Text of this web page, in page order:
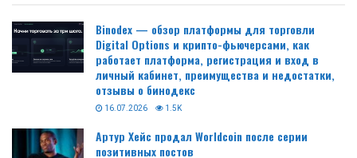
Binodex — обзор платформы для торговли
Digital Options и крипто-фьючерсами, как
работает платформа, регистрация и вход в
личный кабинет, преимущества и недостатки,
отзывы о бинодекс
16.07.2026 1.5K
Артур Хейс продал Worldcoin после серии
позитивных постов